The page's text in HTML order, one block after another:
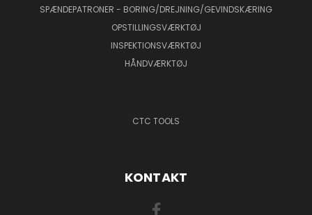
SPÆNDEPATRONER - BORING/DREJNING/GEVINDSKÆRING
OPSTILLINGSVÆRKTØJ
INSPEKTIONSVÆRKTØJ
HÅNDVÆRKTØJ
CTC TOOLS
KONTAKT